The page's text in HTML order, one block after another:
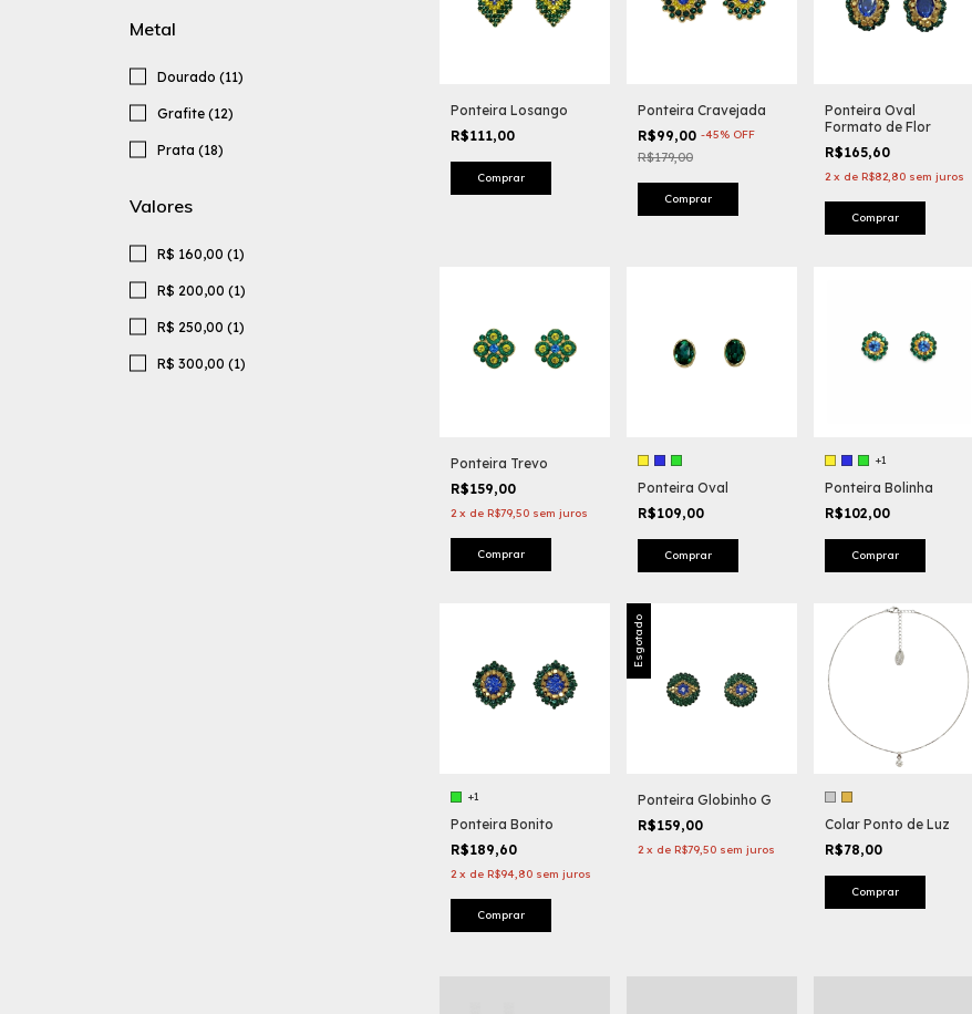
Metal
Dourado (11)
Grafite (12)
Prata (18)
Valores
R$ 160,00 (1)
R$ 200,00 (1)
R$ 250,00 (1)
R$ 300,00 (1)
Ponteira Losango
R$111,00
Ponteira Cravejada
R$99,00 -45% OFF
R$179,00
Ponteira Oval
Formato de Flor
R$165,60
2 x de R$82,80 sem juros
Ponteira Trevo
R$159,00
2 x de R$79,50 sem juros
Ponteira Oval
R$109,00
Comprar
+1
Ponteira Bolinha
R$102,00
Comprar
+1
Ponteira Bonito
R$189,60
2 x de R$94,80 sem juros
Comprar
Esgotado
Ponteira Globinho G
R$159,00
2 x de R$79,50 sem juros
Colar Ponto de Luz
R$78,00
Comprar